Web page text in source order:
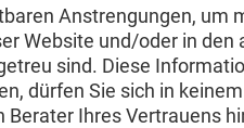
Anstrengungen,
Website und/oder in
sind. Diese
dürfen Sie sich in
Ihres Vertrauens